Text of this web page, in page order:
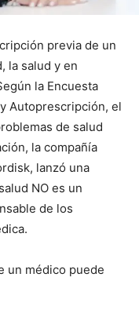
previa de un
la salud y en
la Encuesta
Autoprescripción, el
de salud
la compañía
lanzó una
NO es un
de los
un médico puede